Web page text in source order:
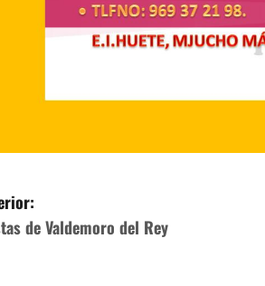
de Valdemoro del Rey